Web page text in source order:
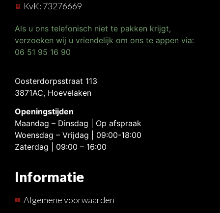
KvK: 73276669
Als u ons telefonisch niet te pakken krijgt,
verzoeken wij u vriendelijk om ons te appen via:
06 51 95 16 90
Oosterdorpsstraat 113
3871AC, Hoevelaken
Openingstijden
Maandag – Dinsdag | Op afspraak
Woensdag – Vrijdag | 09:00-18:00
Zaterdag | 09:00 – 16:00
Informatie
Algemene voorwaarden